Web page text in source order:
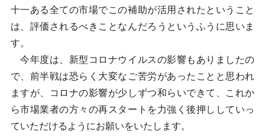
十一ある全ての市場でこの補助が活用されたということ
は、評価されるべきことなんだろうというふうに思いま
す。
今年度は、新型コロナウイルスの影響もありましたの
で、前半戦は恐らく大変なご苦労があったことと思われ
ますが、コロナの影響が少しずつ和らいできて、これか
ら市場業者の方々の再スタートを力強く後押ししていっ
ていただけるようにお願いをいたします。